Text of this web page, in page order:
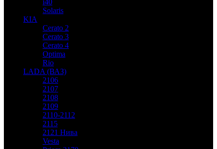
i40
Solaris
KIA
Cerato 2
Cerato 3
Cerato 4
Optima
Rio
LADA (ВАЗ)
2106
2107
2108
2109
2110-2112
2115
2121 Нива
Vesta